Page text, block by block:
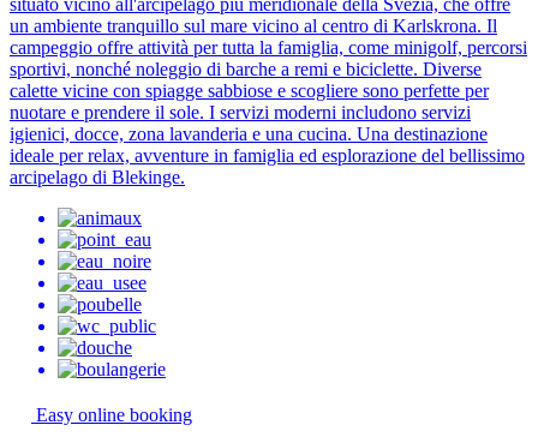
un ambiente tranquillo sul mare vicino al centro di Karlskrona. Il
campeggio offre attività per tutta la famiglia, come minigolf, percorsi
sportivi, nonché noleggio di barche a remi e biciclette. Diverse
calette vicine con spiagge sabbiose e scogliere sono perfette per
nuotare e prendere il sole. I servizi moderni includono servizi
igienici, docce, zona lavanderia e una cucina. Una destinazione
ideale per relax, avventure in famiglia ed esplorazione del bellissimo
arcipelago di Blekinge.
Easy online booking